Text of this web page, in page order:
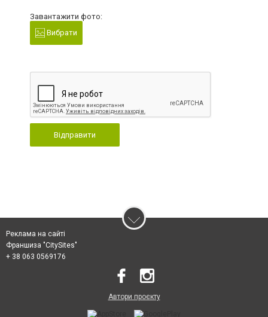
Завантажити фото:
Вибрати
Відправити
Реклама на сайті
Франшиза "CitySites"
+ 38 063 0569176
Автори проєкту